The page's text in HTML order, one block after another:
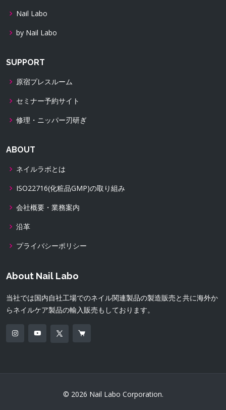
Nail Labo
by Nail Labo
SUPPORT
原宿プレスルーム
セミナー予約サイト
修理・ニッパー刃研ぎ
ABOUT
ネイルラボとは
ISO22716(化粧品GMP)の取り組み
会社概要・業務案内
沿革
プライバシーポリシー
About Nail Labo
当社では国内自社工場でのネイル関連製品の製造販売と共に海外か
らネイルケア製品の輸入販売もしております。
© 2026 Nail Labo Corporation.